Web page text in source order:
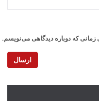
زمانی که دوباره دیدگاهی می‌نویسم.
ارسال